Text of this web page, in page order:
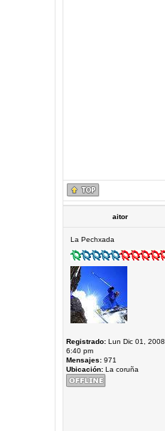
aitor
La Pechxada
Registrado:Lun Dic 01, 2008
6:40 pm
Mensajes:971
Ubicación:La coruña